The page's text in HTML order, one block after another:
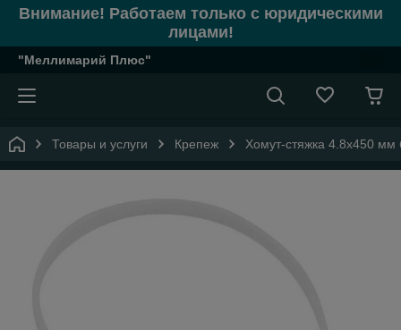
Внимание! Работаем только с юридическими
лицами!
"Меллимарий Плюс"
Товары и услуги Крепеж Хомут-стяжка 4.8х450